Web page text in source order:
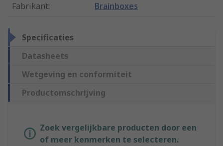
Fabrikant: Brainboxes
Specificaties
Datasheets
Wetgeving en conformiteit
Productomschrijving
Zoek vergelijkbare producten door een
of meer kenmerken te selecteren.